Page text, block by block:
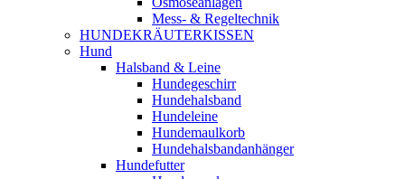
Mess- & Regeltechnik
HUNDEKRÄUTERKISSEN
Hund
Halsband & Leine
Hundegeschirr
Hundehalsband
Hundeleine
Hundemaulkorb
Hundehalsbandanhänger
Hundefutter